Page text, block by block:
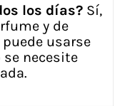
los días?Sí,
y de
usarse
necesite